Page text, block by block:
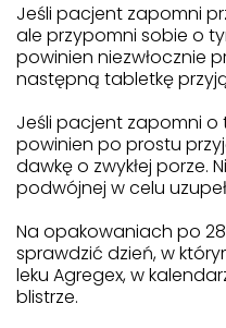
Jeśli pacjent zapomni
ale przypomni sobie o
powinien niezwłocznie
następną tabletkę
Jeśli pacjent zapomni o
powinien po prostu
dawkę o zwykłej porze.
podwójnej w celu
Na opakowaniach po
sprawdzić dzień, w
leku Agregex, w
blistrze.